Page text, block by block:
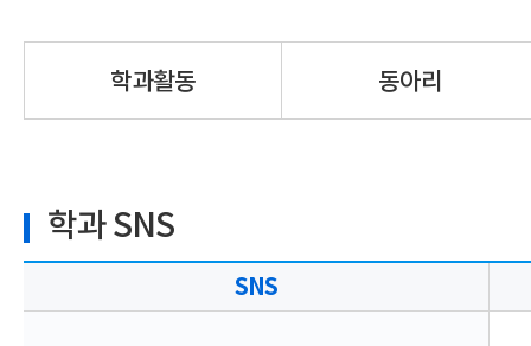
학과활동 동아리
학과 SNS
SNS